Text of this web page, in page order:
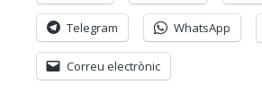
Telegram WhatsApp
Correu electrònic